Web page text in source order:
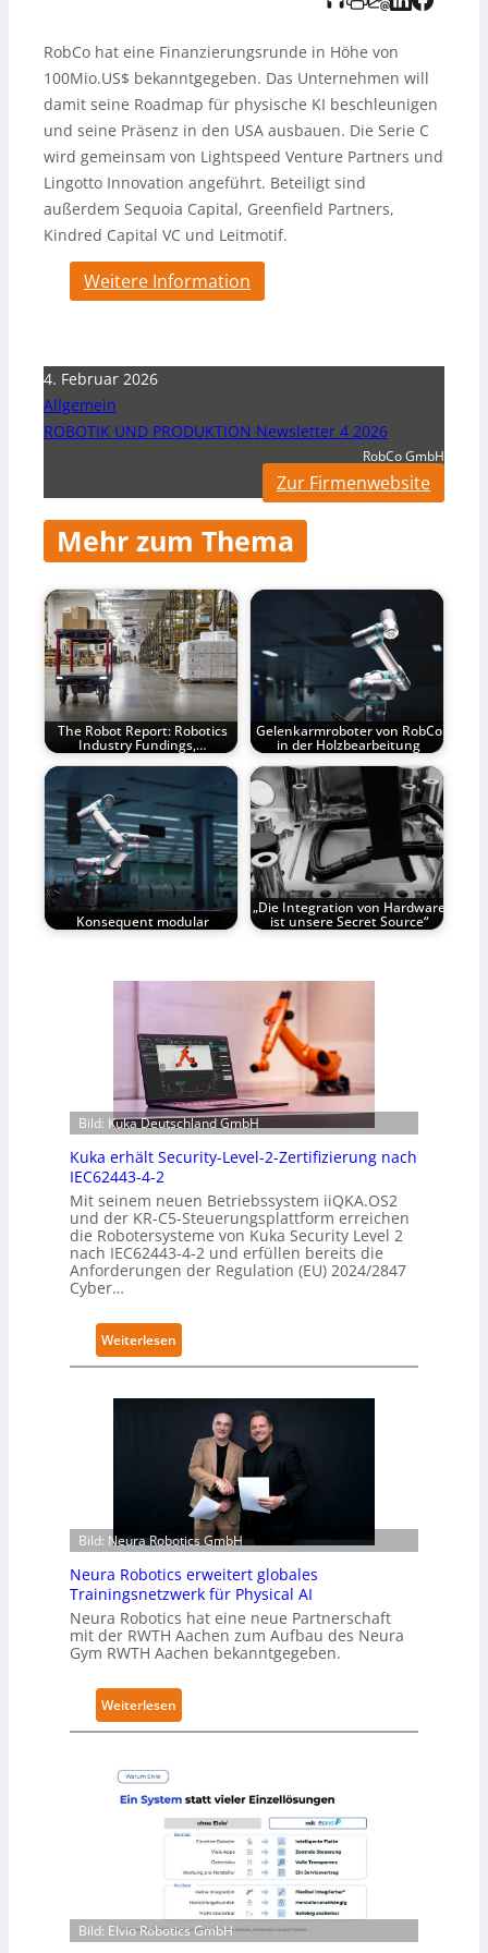
RobCo hat eine Finanzierungsrunde in Höhe von
100Mio.US$ bekanntgegeben. Das Unternehmen will
damit seine Roadmap für physische KI beschleunigen
und seine Präsenz in den USA ausbauen. Die Serie C
wird gemeinsam von Lightspeed Venture Partners und
Lingotto Innovation angeführt. Beteiligt sind
außerdem Sequoia Capital, Greenfield Partners,
Kindred Capital VC und Leitmotif.
Weitere Information
4. Februar 2026
Allgemein
ROBOTIK UND PRODUKTION Newsletter 4 2026
RobCo GmbH
Zur Firmenwebsite
Mehr zum Thema
The Robot Report: Robotics
Industry Fundings,…
Gelenkarmroboter von RobCo
in der Holzbearbeitung
Konsequent modular
„Die Integration von Hardware
ist unsere Secret Source“
Bild: Kuka Deutschland GmbH
Kuka erhält Security-Level-2-Zertifizierung nach
IEC62443-4-2
Mit seinem neuen Betriebssystem iiQKA.OS2
und der KR-C5-Steuerungsplattform erreichen
die Robotersysteme von Kuka Security Level 2
nach IEC62443-4-2 und erfüllen bereits die
Anforderungen der Regulation (EU) 2024/2847
Cyber…
Weiterlesen
K
l
t
S
e
c
u
t
L
e
v
l
2
Bild: Neura Robotics GmbH
Neura Robotics erweitert globales
Trainingsnetzwerk für Physical AI
Neura Robotics hat eine neue Partnerschaft
mit der RWTH Aachen zum Aufbau des Neura
Gym RWTH Aachen bekanntgegeben.
Weiterlesen
N
r
a
R
b
t
Bild: Elvio Robotics GmbH